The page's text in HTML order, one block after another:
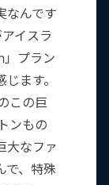
なんです
イスラ
」プラン
ます。
この巨
ンもの
大なファ
で、特殊